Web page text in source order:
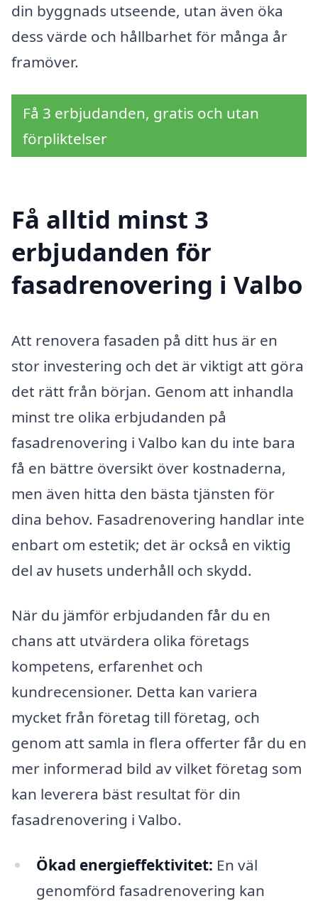
din byggnads utseende, utan även öka
dess värde och hållbarhet för många år
framöver.
Få 3 erbjudanden, gratis och utan
förpliktelser
Få alltid minst 3
erbjudanden för
fasadrenovering i Valbo
Att renovera fasaden på ditt hus är en
stor investering och det är viktigt att göra
det rätt från början. Genom att inhandla
minst tre olika erbjudanden på
fasadrenovering i Valbo kan du inte bara
få en bättre översikt över kostnaderna,
men även hitta den bästa tjänsten för
dina behov. Fasadrenovering handlar inte
enbart om estetik; det är också en viktig
del av husets underhåll och skydd.
När du jämför erbjudanden får du en
chans att utvärdera olika företags
kompetens, erfarenhet och
kundrecensioner. Detta kan variera
mycket från företag till företag, och
genom att samla in flera offerter får du en
mer informerad bild av vilket företag som
kan leverera bäst resultat för din
fasadrenovering i Valbo.
Ökad energieffektivitet: En väl
genomförd fasadrenovering kan